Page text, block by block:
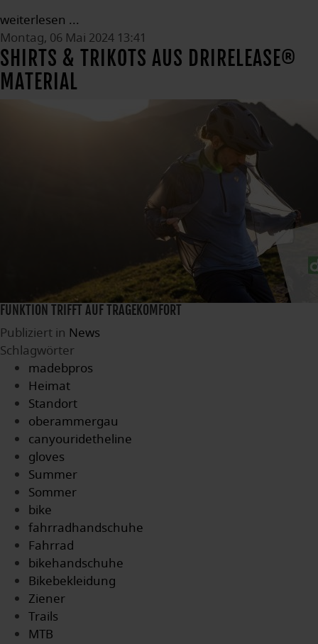
weiterlesen ...
Montag, 06 Mai 2024 13:41
SHIRTS & TRIKOTS AUS DRIRELEASE®
MATERIAL
FUNKTION TRIFFT AUF TRAGEKOMFORT
Publiziert in News
Schlagwörter
madebpros
Heimat
Standort
oberammergau
canyouridetheline
gloves
Summer
Sommer
bike
fahrradhandschuhe
Fahrrad
bikehandschuhe
Bikebekleidung
Ziener
Trails
MTB